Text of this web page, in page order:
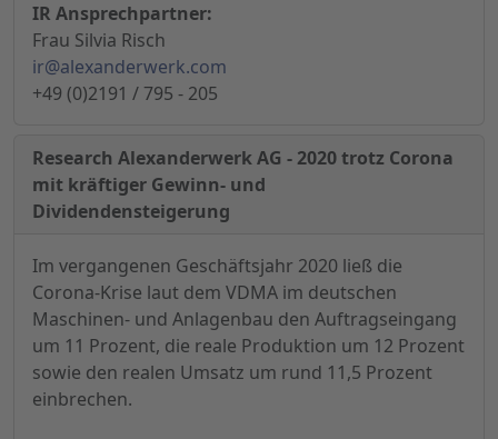
IR Ansprechpartner:
Frau Silvia Risch
ir@alexanderwerk.com
+49 (0)2191 / 795 - 205
Research Alexanderwerk AG - 2020 trotz Corona
mit kräftiger Gewinn- und
Dividendensteigerung
Im vergangenen Geschäftsjahr 2020 ließ die
Corona-Krise laut dem VDMA im deutschen
Maschinen- und Anlagenbau den Auftragseingang
um 11 Prozent, die reale Produktion um 12 Prozent
sowie den realen Umsatz um rund 11,5 Prozent
einbrechen.